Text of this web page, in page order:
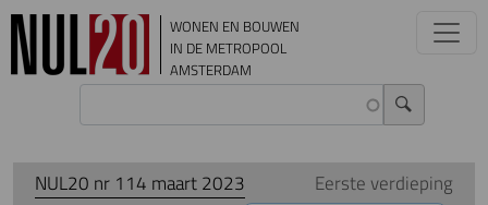
Overslaan en naar de inhoud gaan
WONEN EN BOUWEN
IN DE METROPOOL
AMSTERDAM
NUL20 nr 114 maart 2023 Eerste verdieping